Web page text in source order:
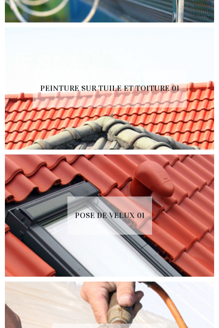
PEINTURE SUR TUILE ET TOITURE 01
POSE DE VELUX 01